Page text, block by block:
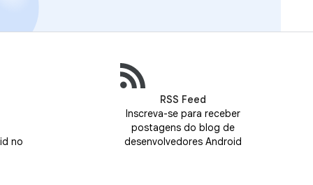
no
RSS Feed
Inscreva-se para receber
postagens do blog de
desenvolvedores Android